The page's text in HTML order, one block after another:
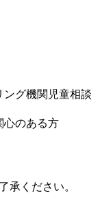
ング機関 児童相談
心のある方
承ください。